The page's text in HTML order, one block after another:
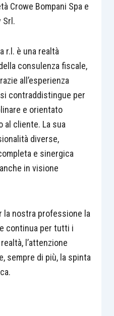
Crowe Bompani Spa e
Srl.
r.l. è una realtà
consulenza fiscale,
all’esperienza
contraddistingue per
e orientato
al cliente. La sua
diverse,
e sinergica
in visione
la nostra professione la
continua per tutti i
l’attenzione
sempre di più, la spinta